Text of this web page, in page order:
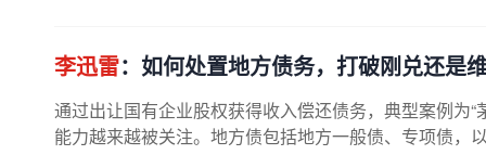
李迅雷：如何处置地方债务，打破刚兑还是
通过出让国有企业股权获得收入偿还债务，典型案例为
能力越来越被关注。地方债包括地方一般债、专项债，